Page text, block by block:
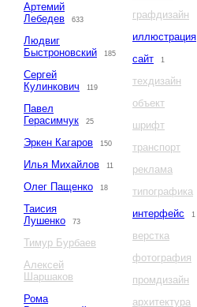
Артемий
Лебедев
633
Людвиг
Быстроновский
185
Сергей
Кулинкович
119
Павел
Герасимчук
25
Эркен Кагаров 150
Илья Михайлов 11
Олег Пащенко 18
Таисия
Лушенко
73
Тимур Бурбаев
Алексей
Шаршаков
Рома
графдизайн
иллюстрация
сайт 1
техдизайн
объект
шрифт
транспорт
реклама
типографика
интерфейс
1
верстка
фотография
промдизайн
архитектура